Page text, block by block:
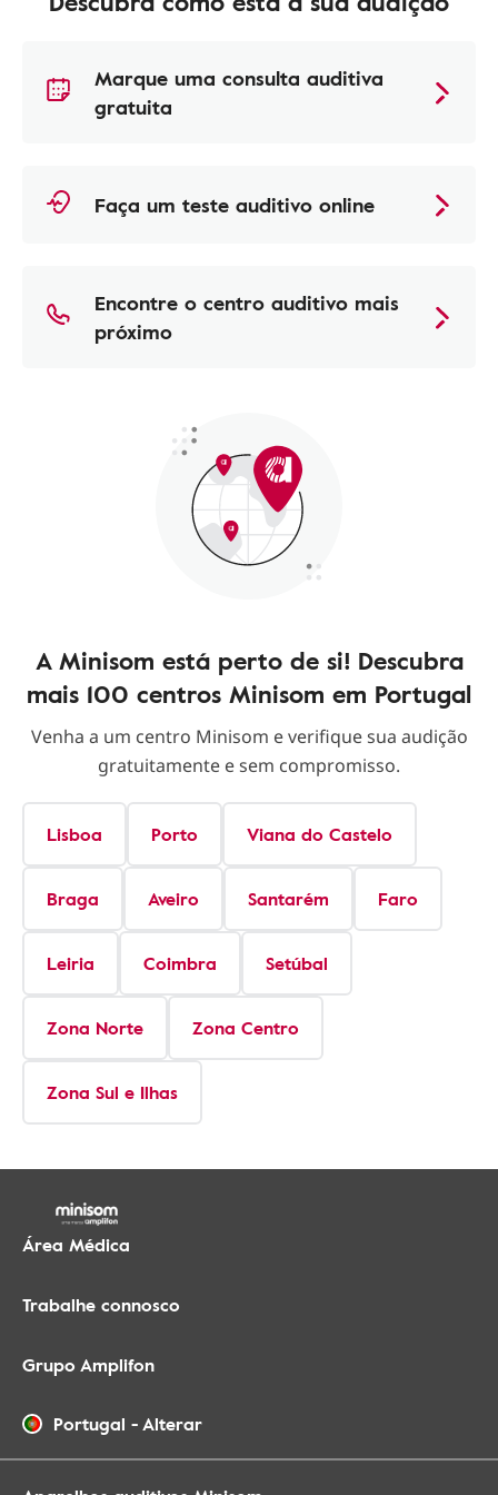
Marque uma consulta auditiva
gratuita
Faça um teste auditivo online
Encontre o centro auditivo mais
próximo
A Minisom está perto de si! Descubra
mais 100 centros Minisom em Portugal
Venha a um centro Minisom e verifique sua audição
gratuitamente e sem compromisso.
Lisboa Porto Viana do Castelo
Braga Aveiro Santarém Faro
Leiria Coimbra Setúbal
Zona Norte Zona Centro
Zona Sul e Ilhas
Área Médica
Trabalhe connosco
Grupo Amplifon
Portugal -Alterar